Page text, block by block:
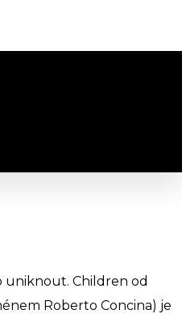
uniknout. Children od
Roberto Concina) je